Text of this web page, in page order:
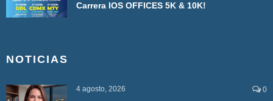
Carrera IOS OFFICES 5K & 10K!
NOTICIAS
4 agosto, 2026 0